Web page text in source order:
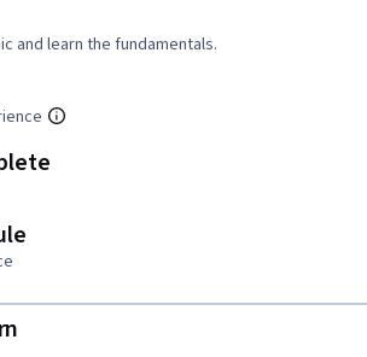
and learn the fundamentals.